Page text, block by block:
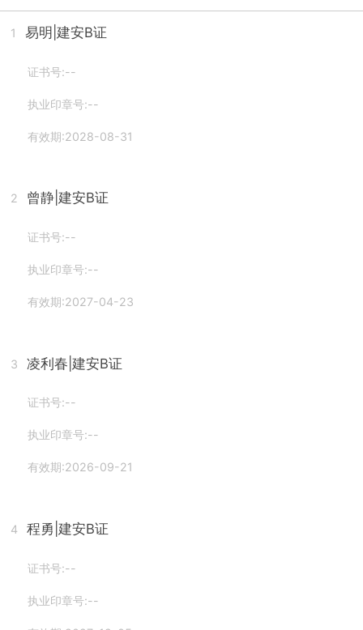
1 易明 |建安B证
证书号:--
执业印章号:--
有效期:2028-08-31
2 曾静 |建安B证
证书号:--
执业印章号:--
有效期:2027-04-23
3 凌利春 |建安B证
证书号:--
执业印章号:--
有效期:2026-09-21
4 程勇 |建安B证
证书号:--
执业印章号:--